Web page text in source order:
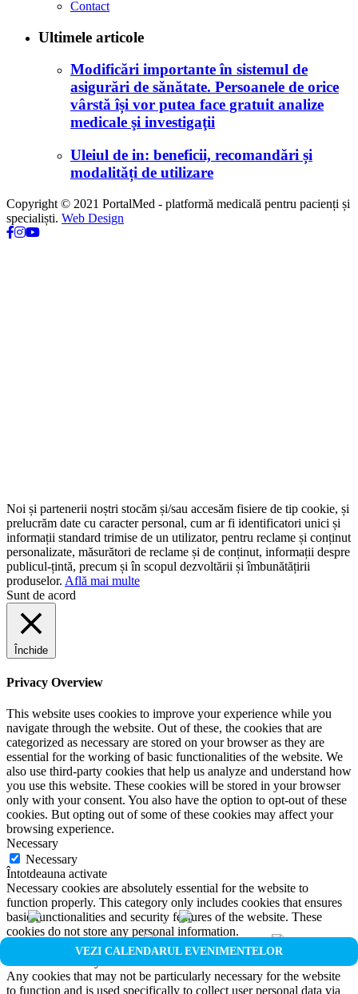
VEZI CALENDARUL EVENIMENTELOR
Contact
Ultimele articole
Modificări importante în sistemul de
asigurări de sănătate. Persoanele de orice
vârstă își vor putea face gratuit analize
medicale şi investigaţii
Uleiul de in: beneficii, recomandări și
modalități de utilizare
Copyright © 2021 PortalMed - platformă medicală pentru pacienți și
specialiști. Web Design
Noi și partenerii noștri stocăm și/sau accesăm fisiere de tip cookie, și
prelucrăm date cu caracter personal, cum ar fi identificatori unici și
informații standard trimise de un utilizator, pentru reclame și conținut
personalizate, măsurători de reclame și de conținut, informații despre
publicul-țintă, precum și în scopul dezvoltării și îmbunătățirii
produselor. Află mai multe
Sunt de acord
Închide
Privacy Overview
This website uses cookies to improve your experience while you
navigate through the website. Out of these, the cookies that are
categorized as necessary are stored on your browser as they are
essential for the working of basic functionalities of the website. We
also use third-party cookies that help us analyze and understand how
you use this website. These cookies will be stored in your browser
only with your consent. You also have the option to opt-out of these
cookies. But opting out of some of these cookies may affect your
browsing experience.
Necessary
Necessary
Întotdeauna activate
Necessary cookies are absolutely essential for the website to
function properly. This category only includes cookies that ensures
basic functionalities and security features of the website. These
cookies do not store any personal information.
Non-necessary
Any cookies that may not be particularly necessary for the website
to function and is used specifically to collect user personal data via